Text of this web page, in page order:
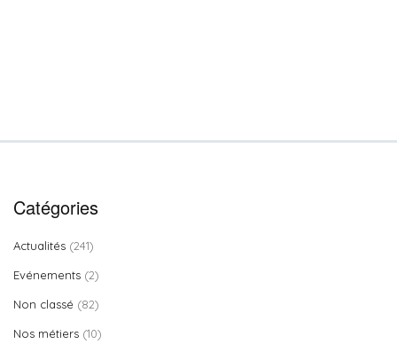
Catégories
Actualités (241)
Evénements (2)
Non classé (82)
Nos métiers (10)